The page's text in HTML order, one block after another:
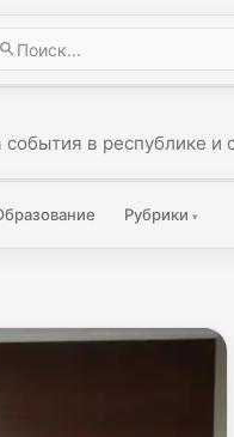
в республике и
Рубрики ▾